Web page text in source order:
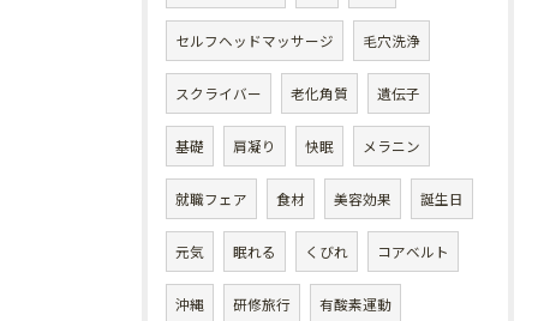
セルフヘッドマッサージ 毛穴洗浄
スクライバー 老化角質 遺伝子
基礎 肩凝り 快眠 メラニン
就職フェア 食材 美容効果 誕生日
元気 眠れる くびれ コアベルト
沖縄 研修旅行 有酸素運動